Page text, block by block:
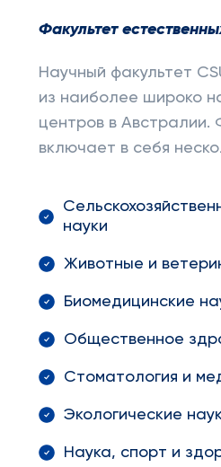
Факультет
Научный факультет
из наиболее широко
центров в Австралии.
включает в себя
науки
Животные и
Биомедицинские
Общественное
Стоматология и
Экологические
Наука, спорт и